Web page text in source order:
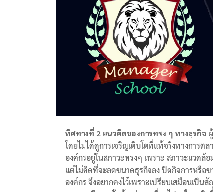
ทิศทางที่ 2 แนวคิดของการทรง ๆ ทางธุรกิจ
โดยไม่ได้ดูการเจริญเติบโตที่แท้จริงทางการต
องค์กรอยู่ในสภาวะทรงๆ เพราะ สภาวะแวด
แต่ไม่คิดที่จะลดขนาดธุรกิจลง ปิดกิจการหรือ
องค์กร จึงอยากคงไว้เพราะเปรียบเสมือนเ